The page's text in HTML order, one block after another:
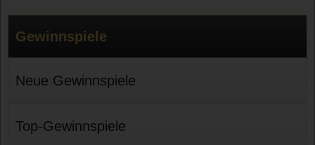
Gewinnspiele
Neue Gewinnspiele
Top-Gewinnspiele